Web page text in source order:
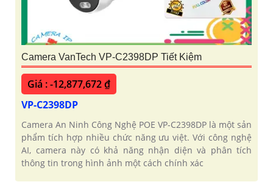
Camera VanTech VP-C2398DP Tiết Kiệm
Giá : -12,877,672 ₫
VP-C2398DP
Camera An Ninh Công Nghệ POE VP-C2398DP là một sản
phẩm tích hợp nhiều chức năng ưu việt. Với công nghệ
AI, camera này có khả năng nhận diện và phân tích
thông tin trong hình ảnh một cách chính xác